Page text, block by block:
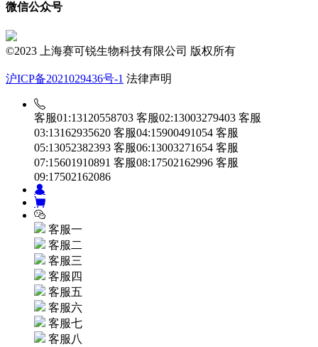
微信公众号
©2023 上海赛可锐生物科技有限公司 版权所有
沪ICP备2021029436号-1 法律声明
客服01:13120558703 客服02:13003279403 客服
03:13162935620 客服04:15900491054 客服
05:13052382393 客服06:13003271654 客服
07:15601910891 客服08:17502162996 客服
09:17502162086
客服一
客服二
客服三
客服四
客服五
客服六
客服七
客服八